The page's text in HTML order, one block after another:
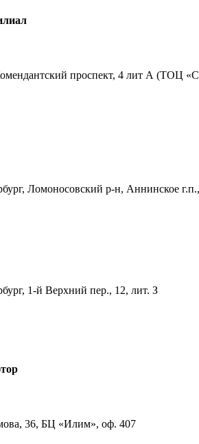
проспект, 4 лит А (​ТОЦ
Ломоносовский р-н, Аннинское
1-й Верхний пер., 12, лит. З
36, БЦ «Илим», оф. 407